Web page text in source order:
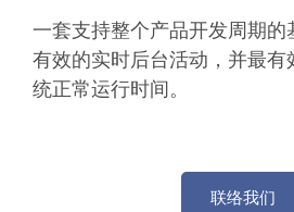
一套支持整个产品开发周期
有效的实时后台活动，并最
统正常运行时间。
联络我们